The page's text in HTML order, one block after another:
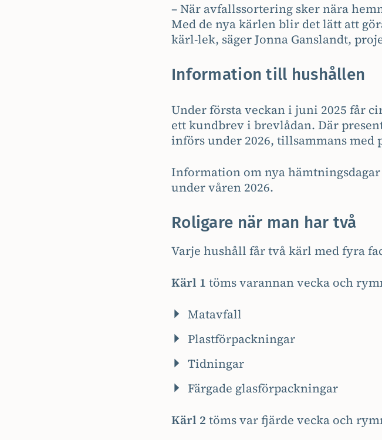
– När avfallssortering sker nära
Med de nya kärlen blir det lätt att
kärl-lek, säger Jonna Ganslandt,
Information till hushållen
Under första veckan i juni 2025 får
ett kundbrev i brevlådan. Där
införs under 2026, tillsammans
Information om nya
under våren 2026.
Roligare när man har två
Varje hushåll får två kärl med fyra
Kärl 1 töms varannan vecka och
Matavfall
Plastförpackningar
Tidningar
Färgade glasförpackningar
Kärl 2 töms var fjärde vecka och